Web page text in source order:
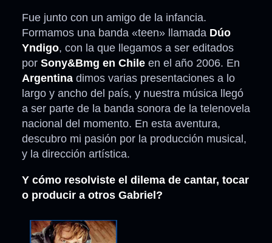
Fue junto con un amigo de la infancia.
Formamos una banda «teen» llamada Dúo
Yndigo, con la que llegamos a ser editados
por Sony&Bmg en Chile en el año 2006. En
Argentina dimos varias presentaciones a lo
largo y ancho del país, y nuestra música llegó
a ser parte de la banda sonora de la telenovela
nacional del momento. En esta aventura,
descubro mi pasión por la producción musical,
y la dirección artística.
Y cómo resolviste el dilema de cantar, tocar
o producir a otros Gabriel?